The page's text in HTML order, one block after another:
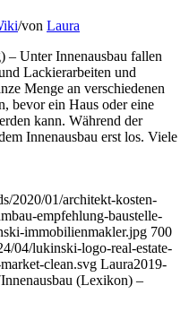
/von Laura
– Unter Innenausbau fallen
Lackierarbeiten und
Menge an verschiedenen
bevor ein Haus oder eine
kann. Während der
Innenausbau erst los. Viele
2020/01/architekt-kosten-
empfehlung-baustelle-
immobilienmakler.jpg 700
04/lukinski-logo-real-estate-
clean.svg Laura2019-
Innenausbau (Lexikon) –